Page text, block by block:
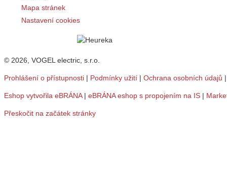
Mapa stránek
Nastavení cookies
© 2026, VOGEL electric, s.r.o.
Prohlášení o přístupnosti | Podmínky užití | Ochrana osobních údajů
Eshop vytvořila eBRÁNA| eBRÁNA eshop s propojením na IS |
Přeskočit na začátek stránky